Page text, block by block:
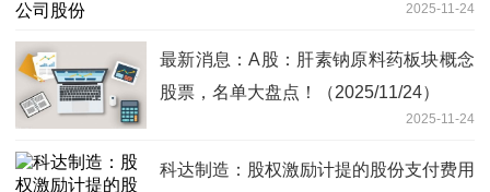
2025-11-24
最新消息：A股：肝素钠原料药板块概念
股票，名单大盘点！（2025/11/24）
2025-11-24
科达制造：股权激励计提的股份支付费用